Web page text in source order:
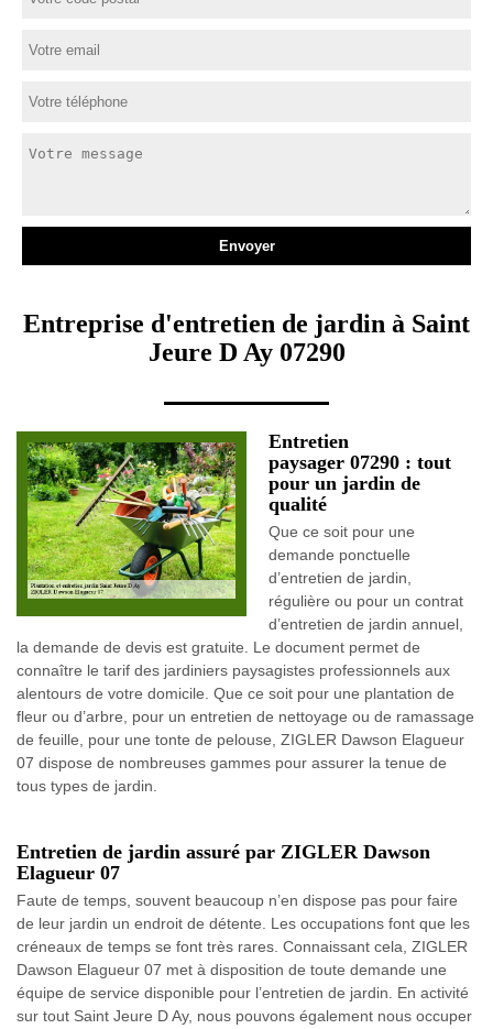
Entreprise d'entretien de jardin à Saint
Jeure D Ay 07290
Entretien
paysager 07290 : tout
pour un jardin de
qualité
Que ce soit pour une
demande ponctuelle
d’entretien de jardin,
régulière ou pour un contrat
d’entretien de jardin annuel,
la demande de devis est gratuite. Le document permet de
connaître le tarif des jardiniers paysagistes professionnels aux
alentours de votre domicile. Que ce soit pour une plantation de
fleur ou d’arbre, pour un entretien de nettoyage ou de ramassage
de feuille, pour une tonte de pelouse, ZIGLER Dawson Elagueur
07 dispose de nombreuses gammes pour assurer la tenue de
tous types de jardin.
Entretien de jardin assuré par ZIGLER Dawson
Elagueur 07
Faute de temps, souvent beaucoup n’en dispose pas pour faire
de leur jardin un endroit de détente. Les occupations font que les
créneaux de temps se font très rares. Connaissant cela, ZIGLER
Dawson Elagueur 07 met à disposition de toute demande une
équipe de service disponible pour l’entretien de jardin. En activité
sur tout Saint Jeure D Ay, nous pouvons également nous occuper